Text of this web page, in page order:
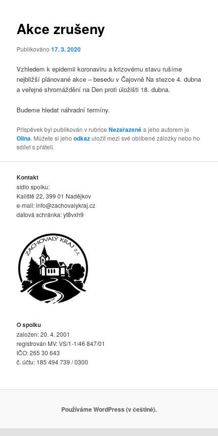
Akce zrušeny
Publikováno17. 3. 2020
Vzhledem k epidemii koronaviru a krizovému stavu rušíme
nejbližší plánované akce – besedu v Čajovně Na stezce 4. dubna
a veřejné shromáždění na Den proti úložišti 18. dubna.
Budeme hledat náhradní termíny.
Příspěvek byl publikován v rubriceNezařazenéa jeho autorem je
Olina. Můžete si jehoodkazuložit mezi své oblíbené záložky nebo ho
sdílet s přáteli.
Kontakt
sídlo spolku:
Kaliště 22, 399 01 Nadějkov
e-mail:info@zachovalykraj.cz
datová schránka: yt8vxh9
O spolku
založen: 20. 4. 2001
registrován MV: VS/1-1/46 847/01
IČO: 265 30 643
č. účtu: 185 494 739 / 0300
Používáme WordPress (v češtině).